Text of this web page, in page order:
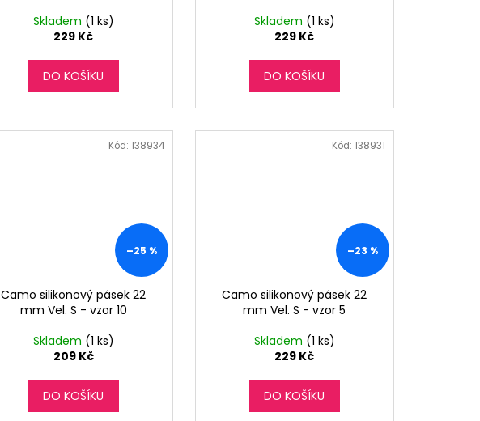
Skladem (1 ks)
229 Kč
DO KOŠÍKU
Skladem (1 ks)
229 Kč
DO KOŠÍKU
–25 %
Camo silikonový pásek 22
mm Vel. S - vzor 10
Skladem (1 ks)
209 Kč
DO KOŠÍKU
Kód: 138934
–23 %
Camo silikonový pásek 22
mm Vel. S - vzor 5
Skladem (1 ks)
229 Kč
DO KOŠÍKU
Kód: 138931